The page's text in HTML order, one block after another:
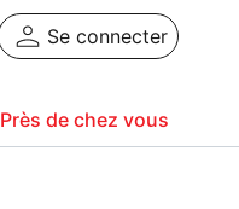
Se connecter
Près de chez vous